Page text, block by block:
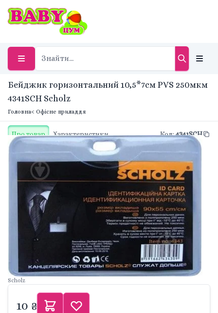
Бейджик горизонтальний 10,5*7см PVS 250мкм
4341SCH Scholz
Головна< Офісне приладдя
Про товар Характеристики Код:4341SCH
Scholz
10 ₴